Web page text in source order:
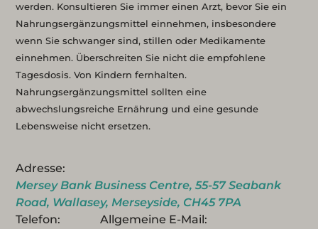
werden. Konsultieren Sie immer einen Arzt, bevor Sie ein
Nahrungsergänzungsmittel einnehmen, insbesondere
wenn Sie schwanger sind, stillen oder Medikamente
einnehmen. Überschreiten Sie nicht die empfohlene
Tagesdosis. Von Kindern fernhalten.
Nahrungsergänzungsmittel sollten eine
abwechslungsreiche Ernährung und eine gesunde
Lebensweise nicht ersetzen.
Adresse:
Mersey Bank Business Centre, 55-57 Seabank
Road, Wallasey, Merseyside, CH45 7PA
Telefon:
Allgemeine E-Mail: